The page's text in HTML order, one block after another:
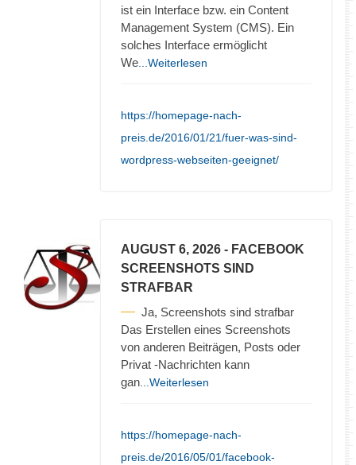
ist ein Interface bzw. ein Content
Management System (CMS). Ein
solches Interface ermöglicht
We ...Weiterlesen
https://homepage-nach-
preis.de/2016/01/21/fuer-was-sind-
wordpress-webseiten-geeignet/
AUGUST 6, 2026 - FACEBOOK
SCREENSHOTS SIND
STRAFBAR
Ja, Screenshots sind strafbar
Das Erstellen eines Screenshots
von anderen Beiträgen, Posts oder
Privat -Nachrichten kann
gan ...Weiterlesen
https://homepage-nach-
preis.de/2016/05/01/facebook-